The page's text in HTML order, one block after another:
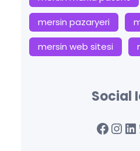
mersin pazaryeri
mersin web sitesi
Social
Facebook InstagramLinkedIn